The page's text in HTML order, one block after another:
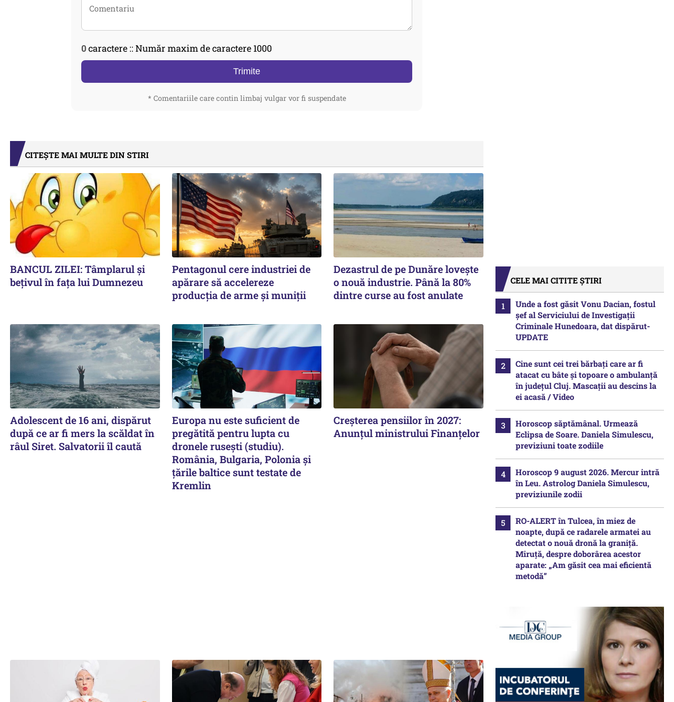
0caractere :: Număr maxim de caractere 1000
Trimite
* Comentariile care contin limbaj vulgar vor fi suspendate
CITEȘTE MAI MULTE DIN STIRI
BANCUL ZILEI: Tâmplarul și
bețivul în fața lui Dumnezeu
Pentagonul cere industriei de
apărare să accelereze
producția de arme și muniții
Dezastrul de pe Dunăre lovește
o nouă industrie. Până la 80%
dintre curse au fost anulate
Adolescent de 16 ani, dispărut
după ce ar fi mers la scăldat în
râul Siret. Salvatorii îl caută
Europa nu este suficient de
pregătită pentru lupta cu
dronele rusești (studiu).
România, Bulgaria, Polonia și
țările baltice sunt testate de
Kremlin
Creșterea pensiilor în 2027:
Anunțul ministrului Finanțelor
CELE MAI CITITE ȘTIRI
Unde a fost găsit Vonu Dacian, fostul
șef al Serviciului de Investigații
Criminale Hunedoara, dat dispărut-
UPDATE
Cine sunt cei trei bărbați care ar fi
atacat cu bâte și topoare o ambulanță
în județul Cluj. Mascații au descins la
ei acasă / Video
Horoscop săptămânal. Urmează
Eclipsa de Soare. Daniela Simulescu,
previziuni toate zodiile
Horoscop 9 august 2026. Mercur intră
în Leu. Astrolog Daniela Simulescu,
previziunile zodii
RO-ALERT în Tulcea, în miez de
noapte, după ce radarele armatei au
detectat o nouă dronă la graniță.
Miruță, despre doborârea acestor
aparate: „Am găsit cea mai eficientă
metodă”